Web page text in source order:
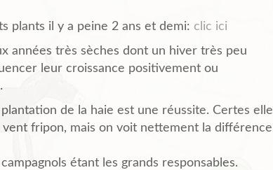
plants il y a peine 2 ans et demi: clic ici
années très sèches dont un hiver très peu
leur croissance positivement ou
de la haie est une réussite. Certes elle
fripon, mais on voit nettement la différence
étant les grands responsables.